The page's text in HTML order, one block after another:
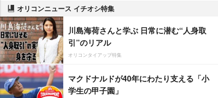
オリコンニュース イチオシ特集
川島海荷さんと学ぶ 日常に潜む“人身取
引”のリアル
オリコンタイアップ特集
マクドナルドが40年にわたり支える「小
学生の甲子園」